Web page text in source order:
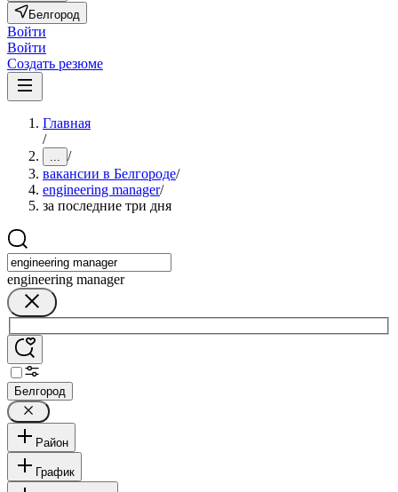
Белгород
Войти
Войти
Создать резюме
Главная
/
... /
вакансии в Белгороде/
engineering manager/
за последние три дня
engineering manager
Белгород
Район
График